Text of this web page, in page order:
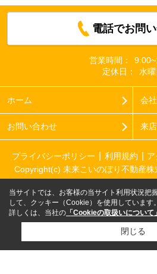
電話でお問
営業時間：
定休日：
水曜
ホーム 会
お問い合わせ 来
プライバシーポリシー 利用規約
Copyright(c) 未来こいのぼり不動産株
当サイトでは、お客様の当サイト利用状況把
して、クッキー（Cookie）を使用しています。
詳しくは、当社の 「Cookieの取扱いについて」
閉じる